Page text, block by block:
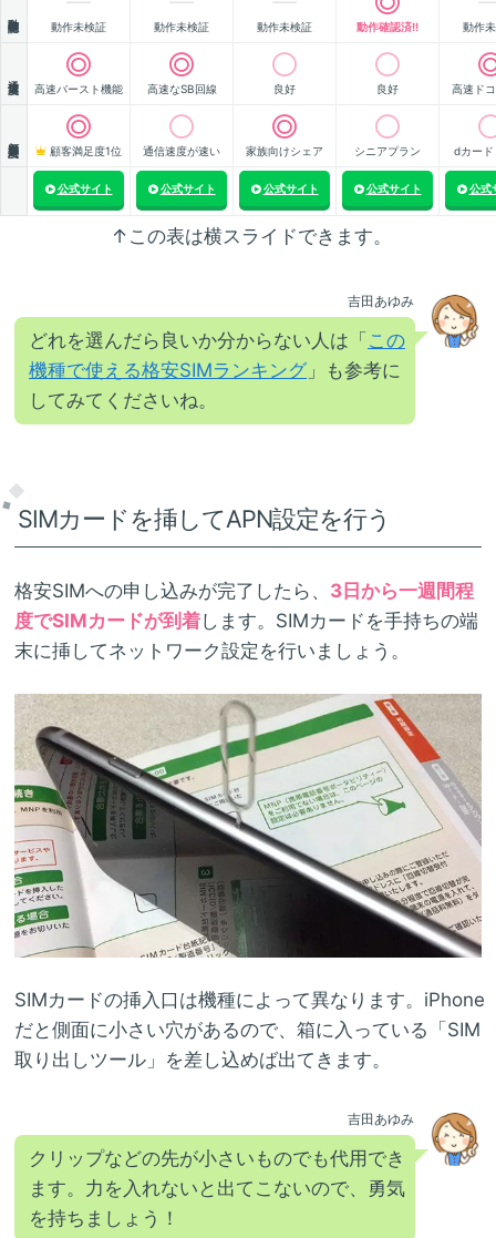
動作未検証 動作未検証 動作未検証 動作確認済!! 動作
高速バースト機能 高速なSB回線 良好 良好 高速ド
顧客満足度1位 通信速度が速い 家族向けシェア シニアプラン dカード
公式サイト 公式サイト 公式サイト 公式サイト 公式
↑この表は横スライドできます。
吉田あゆみ
どれを選んだら良いか分からない人は「 この
機種で使える格安SIMランキング 」も参考に
してみてくださいね。
SIMカードを挿してAPN設定を行う
格安SIMへの申し込みが完了したら、 3日から一週間程
度でSIMカードが到着します。SIMカードを手持ちの端
末に挿してネットワーク設定を行いましょう。
SIMカードの挿入口は機種によって異なります。iPhone
だと側面に小さい穴があるので、箱に入っている「SIM
取り出しツール」を差し込めば出てきます。
吉田あゆみ
クリップなどの先が小さいものでも代用でき
ます。力を入れないと出てこないので、勇気
を持ちましょう！